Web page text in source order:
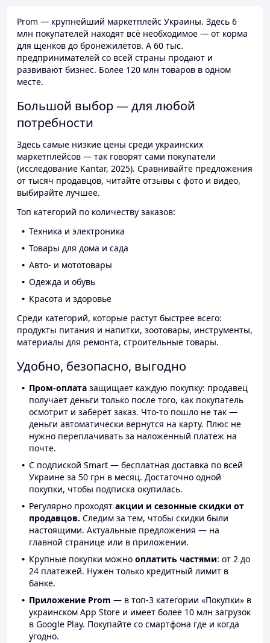
Prom — крупнейший маркетплейс Украины. Здесь 6
млн покупателей находят всё необходимое — от корма
для щенков до бронежилетов. А 60 тыс.
предпринимателей со всей страны продают и
развивают бизнес. Более 120 млн товаров в одном
месте.
Большой выбор — для любой
потребности
Здесь самые низкие цены среди украинских
маркетплейсов — так говорят сами покупатели
(исследование Kantar, 2025). Сравнивайте предложения
от тысяч продавцов, читайте отзывы с фото и видео,
выбирайте лучшее.
Топ категорий по количеству заказов:
Техника и электроника
Товары для дома и сада
Авто- и мототовары
Одежда и обувь
Красота и здоровье
Среди категорий, которые растут быстрее всего:
продукты питания и напитки, зоотовары, инструменты,
материалы для ремонта, строительные товары.
Удобно, безопасно, выгодно
Пром-оплата защищает каждую покупку: продавец
получает деньги только после того, как покупатель
осмотрит и заберёт заказ. Что-то пошло не так —
деньги автоматически вернутся на карту. Плюс не
нужно переплачивать за наложенный платёж на
почте.
С подпиской Smart — бесплатная доставка по всей
Украине за 50 грн в месяц. Достаточно одной
покупки, чтобы подписка окупилась.
Регулярно проходят акции и сезонные скидки от
продавцов. Следим за тем, чтобы скидки были
настоящими. Актуальные предложения — на
главной странице или в приложении.
Крупные покупки можно оплатить частями: от 2 до
24 платежей. Нужен только кредитный лимит в
банке.
Приложение Prom — в топ-3 категории «Покупки» в
украинском App Store и имеет более 10 млн загрузок
в Google Play. Покупайте со смартфона где и когда
угодно.